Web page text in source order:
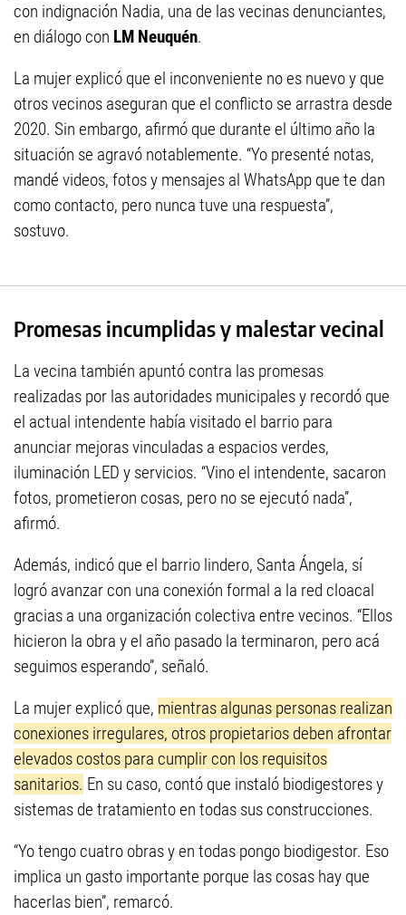
con indignación Nadia, una de las vecinas denunciantes,
en diálogo con LM Neuquén.
La mujer explicó que el inconveniente no es nuevo y que
otros vecinos aseguran que el conflicto se arrastra desde
2020. Sin embargo, afirmó que durante el último año la
situación se agravó notablemente. “Yo presenté notas,
mandé videos, fotos y mensajes al WhatsApp que te dan
como contacto, pero nunca tuve una respuesta”,
sostuvo.
Promesas incumplidas y malestar vecinal
La vecina también apuntó contra las promesas
realizadas por las autoridades municipales y recordó que
el actual intendente había visitado el barrio para
anunciar mejoras vinculadas a espacios verdes,
iluminación LED y servicios. “Vino el intendente, sacaron
fotos, prometieron cosas, pero no se ejecutó nada”,
afirmó.
Además, indicó que el barrio lindero, Santa Ángela, sí
logró avanzar con una conexión formal a la red cloacal
gracias a una organización colectiva entre vecinos. “Ellos
hicieron la obra y el año pasado la terminaron, pero acá
seguimos esperando”, señaló.
La mujer explicó que, mientras algunas personas realizan
conexiones irregulares, otros propietarios deben afrontar
elevados costos para cumplir con los requisitos
sanitarios. En su caso, contó que instaló biodigestores y
sistemas de tratamiento en todas sus construcciones.
“Yo tengo cuatro obras y en todas pongo biodigestor. Eso
implica un gasto importante porque las cosas hay que
hacerlas bien”, remarcó.